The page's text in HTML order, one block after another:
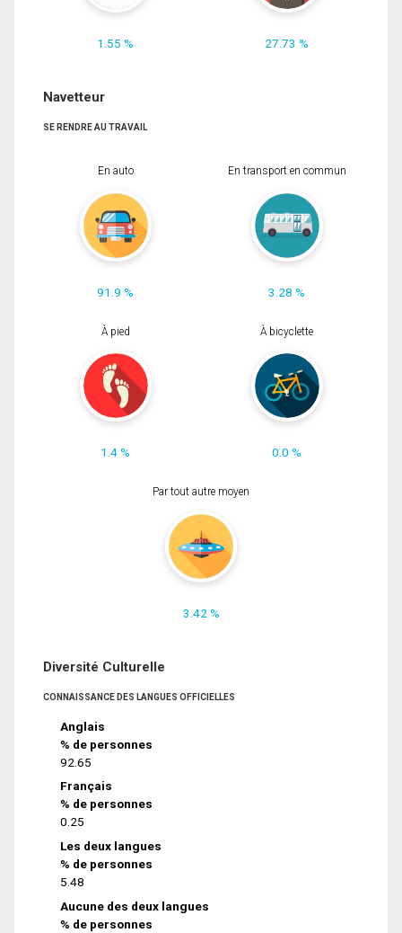
1.55 % 27.73 %
Navetteur
SE RENDRE AU TRAVAIL
En auto
91.9 %
En transport en commun
3.28 %
À pied
1.4 %
À bicyclette
0.0 %
Par tout autre moyen
3.42 %
Diversité Culturelle
CONNAISSANCE DES LANGUES OFFICIELLES
Anglais
% de personnes
92.65
Français
% de personnes
0.25
Les deux langues
% de personnes
5.48
Aucune des deux langues
% de personnes